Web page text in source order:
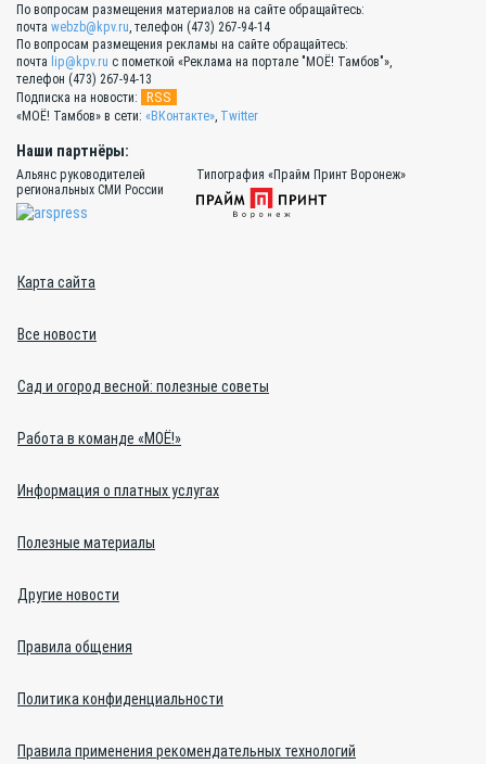
По вопросам размещения материалов на сайте обращайтесь:
почта webzb@kpv.ru , телефон (473) 267-94-14
По вопросам размещения рекламы на сайте обращайтесь:
почта lip@kpv.ru с пометкой «Реклама на портале "МОЁ! Тамбов"»,
телефон (473) 267-94-13
Подписка на новости:
RSS
«МОЁ! Тамбов» в сети: «ВКонтакте» Twitter
Наши партнёры:
Альянс руководителей
региональных СМИ России
Типография «Прайм Принт Воронеж»
Карта сайта
Все новости
Сад и огород весной: полезные советы
Работа в команде «МОЁ!»
Информация о платных услугах
Полезные материалы
Другие новости
Правила общения
Политика конфиденциальности
Правила применения рекомендательных технологий